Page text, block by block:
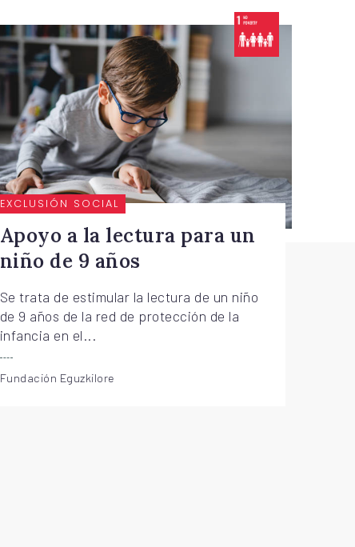
EXCLUSIÓN SOCIAL
Apoyo a la lectura para un
niño de 9 años
Se trata de estimular la lectura de un niño
de 9 años de la red de protección de la
infancia en el...
Fundación Eguzkilore